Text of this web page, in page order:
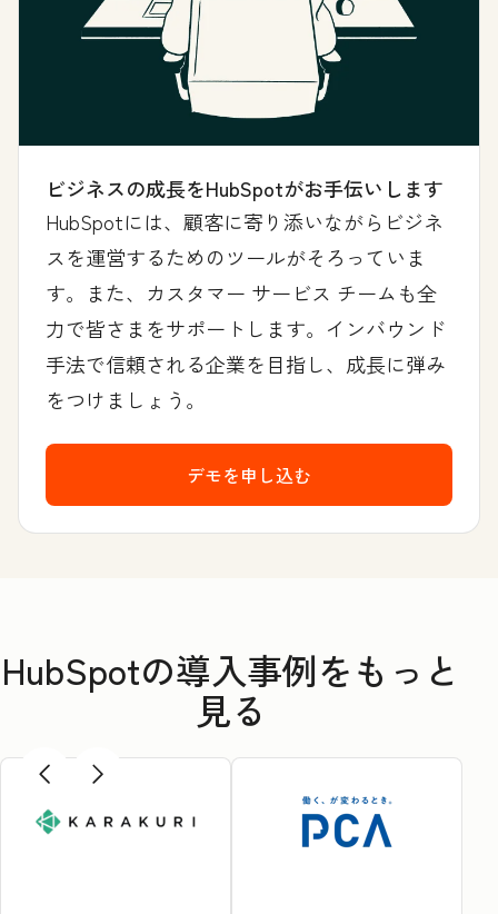
ビジネスの成長をHubSpotがお手伝いします
HubSpotには、顧客に寄り添いながらビジネ
スを運営するためのツールがそろっていま
す。また、カスタマー サービス チームも全
力で皆さまをサポートします。インバウンド
手法で信頼される企業を目指し、成長に弾み
をつけましょう。
デモを申し込む
HubSpotの導入事例をもっと
見る